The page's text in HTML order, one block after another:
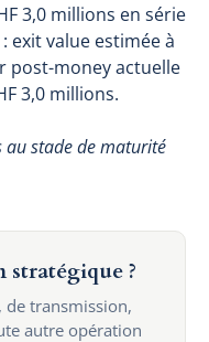
3,0 millions en série
exit value estimée à
post-money actuelle
3,0 millions.
au stade de maturité
?
de transmission,
autre opération